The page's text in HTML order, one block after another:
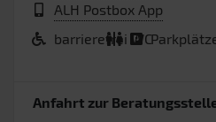
ALH Postbox App
barrierefrei WC
Anfahrt zur